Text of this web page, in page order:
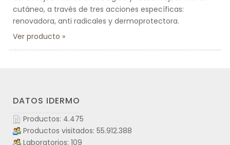
cutáneo, a través de tres acciones específicas:
renovadora, anti radicales y dermoprotectora.
Ver producto
DATOS IDERMO
Productos: 4.475
Productos visitados: 55.912.388
Laboratorios: 109